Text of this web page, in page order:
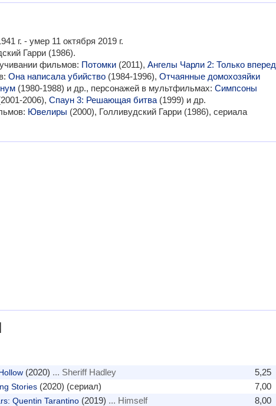
г. - умер 11 октября 2019 г.
Гарри (1986).
фильмов: Потомки(2011), Ангелы Чарли 2: Только вперед
Она написала убийство(1984-1996), Отчаянные домохозяйки
(1980-1988) и др., персонажей в мультфильмах: Симпсоны
2006), Спаун 3: Решающая битва(1999) и др.
Ювелиры (2000), Голливудский Гарри (1986), сериала
5,25
(2020) ... Sheriff Hadley
7,00
Stories(2020) (сериал)
8,00
Quentin Tarantino(2019) ... Himself